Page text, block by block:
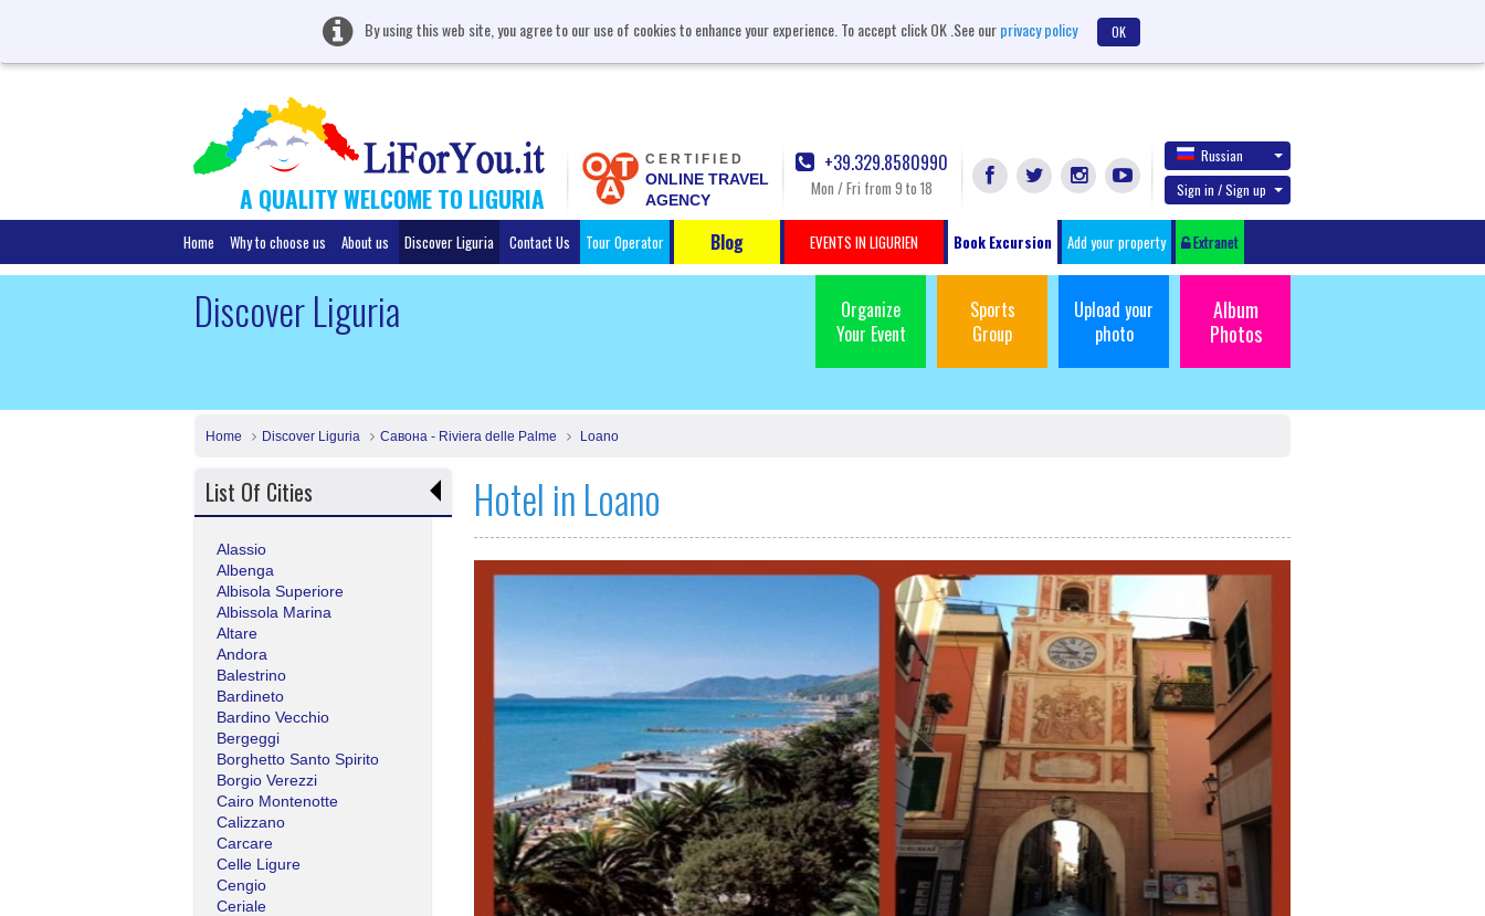
By using this web site, you agree to our use of cookies to enhance your experience. To accept click OK .See ourprivacy policy OK
A QUALITY WELCOME TO LIGURIA
CERTIFIED
ONLINE TRAVEL
AGENCY
+39.329.8580990
Mon / Fri from 9 to 18
Russian
Sign in / Sign up
Home Why to choose us About us Discover Liguria Contact Us Tour Operator Blog EVENTS IN LIGURIEN Book Excursion Add your property Extranet
Organize
Your Event
Sports
Group
Upload your
photo
Album
Photos
Discover Liguria
Home Discover Liguria Савона - Riviera delle Palme Loano
List Of Cities
Alassio
Albenga
Albisola Superiore
Albissola Marina
Altare
Andora
Balestrino
Bardineto
Bardino Vecchio
Bergeggi
Borghetto Santo Spirito
Borgio Verezzi
Cairo Montenotte
Calizzano
Carcare
Celle Ligure
Cengio
Ceriale
Hotel in Loano